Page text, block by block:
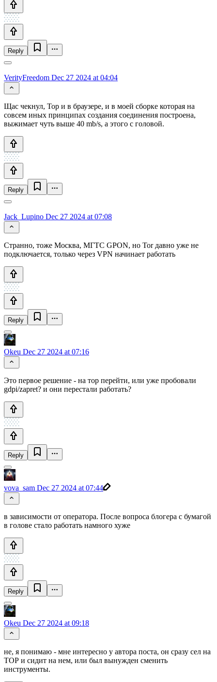
Reply
VerityFreedom Dec 27 2024 at 04:04
Щас чекнул, Тор и в браузере, и в моей сборке которая на
совсем иных принципах создания соединения построена,
выжимает чуть выше 40 mb/s, а этого с головой.
Reply
Jack_Lupino Dec 27 2024 at 07:08
Странно, тоже Москва, МГТС GPON, но Tor давно уже не
подключается, только через VPN начинает работать
Reply
Okeu Dec 27 2024 at 07:16
Это первое решение - на тор перейти, или уже пробовали
gdpi/zapret? и они перестали работать?
Reply
vova_sam Dec 27 2024 at 07:44
в зависимости от оператора. После вопроса блогера с бумагой
в голове стало работать намного хуже
Reply
Okeu Dec 27 2024 at 09:18
не, я понимаю - мне интересно у автора поста, он сразу сел на
ТОР и сидит на нем, или был вынужден сменить
инструменты.